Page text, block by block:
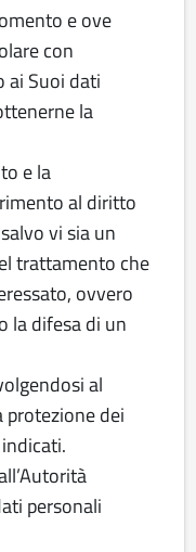
e ove
con
ai Suoi dati
la
e la
al diritto
vi sia un
trattamento che
ovvero
la difesa di un
al
protezione dei
personali